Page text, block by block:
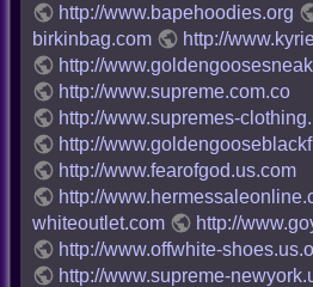
http://www.bapehoodies.org
birkinbag.com
http://
http://
http://www.supreme.com.co
http://www.supremes-
http://
http://www.fearofgod.us.com
http://
whiteoutlet.com
http://
http://www.offwhite-
http://www.supreme-